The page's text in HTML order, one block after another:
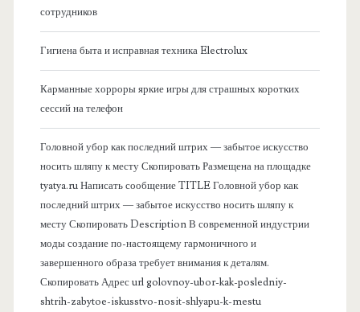
сотрудников
Гигиена быта и исправная техника Electrolux
Карманные хорроры яркие игры для страшных коротких
сессий на телефон
Головной убор как последний штрих — забытое искусство
носить шляпу к месту Скопировать Размещена на площадке
tyatya.ru Написать сообщение TITLE Головной убор как
последний штрих — забытое искусство носить шляпу к
месту Скопировать Description В современной индустрии
моды создание по-настоящему гармоничного и
завершенного образа требует внимания к деталям.
Скопировать Адрес url golovnoy-ubor-kak-posledniy-
shtrih-zabytoe-iskusstvo-nosit-shlyapu-k-mestu